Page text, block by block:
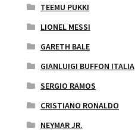
TEEMU PUKKI
LIONEL MESSI
GARETH BALE
GIANLUIGI BUFFON ITALIA
SERGIO RAMOS
CRISTIANO RONALDO
NEYMAR JR.